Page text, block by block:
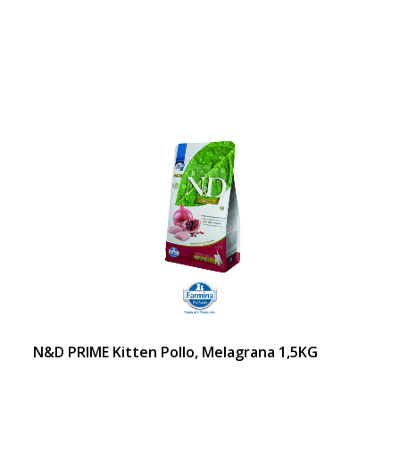
N&D PRIME Kitten Pollo, Melagrana 1,5KG